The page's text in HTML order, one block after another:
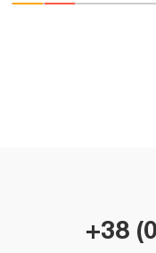
+38